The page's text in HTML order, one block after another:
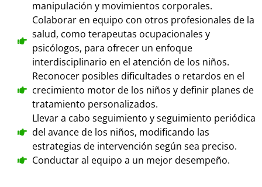
manipulación y movimientos corporales.
Colaborar en equipo con otros profesionales de la
salud, como terapeutas ocupacionales y
psicólogos, para ofrecer un enfoque
interdisciplinario en el atención de los niños.
Reconocer posibles dificultades o retardos en el
crecimiento motor de los niños y definir planes de
tratamiento personalizados.
Llevar a cabo seguimiento y seguimiento periódica
del avance de los niños, modificando las
estrategias de intervención según sea preciso.
Conductar al equipo a un mejor desempeño.